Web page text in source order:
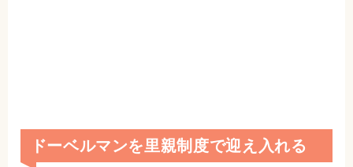
ドーベルマンを里親制度で迎え入れる